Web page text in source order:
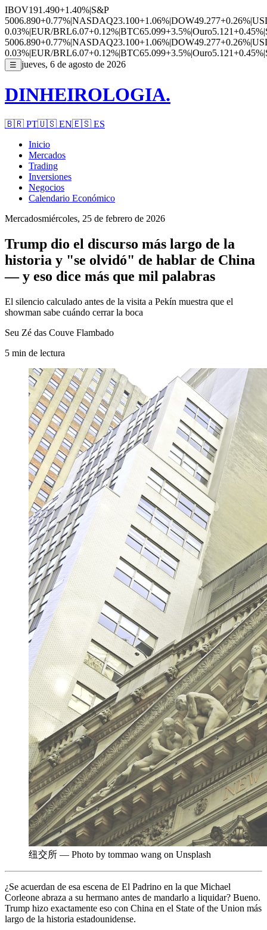
IBOV191.490+1.40%|S&P
5006.890+0.77%|NASDAQ23.100+1.06%|DOW49.277+0.26%|
0.03%|EUR/BRL6.07+0.12%|BTC65.099+3.5%|Ouro5.121+0.45%|
5006.890+0.77%|NASDAQ23.100+1.06%|DOW49.277+0.26%|
0.03%|EUR/BRL6.07+0.12%|BTC65.099+3.5%|Ouro5.121+0.45%|
☰ jueves, 6 de agosto de 2026
DINHEIROLOGIA.
🇧🇷 PT🇺🇸 EN🇪🇸 ES
Inicio
Mercados
Trading
Inversiones
Negocios
Calendario Económico
Mercadosmiércoles, 25 de febrero de 2026
Trump dio el discurso más largo de la
historia y "se olvidó" de hablar de China
— y eso dice más que mil palabras
El silencio calculado antes de la visita a Pekín muestra que el
showman sabe cuándo cerrar la boca
Seu Zé das Couve Flambado
5 min de lectura
纽交所 — Photo by tommao wang on Unsplash
¿Se acuerdan de esa escena de El Padrino en la que Michael
Corleone abraza a su hermano antes de mandarlo a liquidar? Bueno.
Trump hizo exactamente eso con China en el State of the Union más
largo de la historia estadounidense.